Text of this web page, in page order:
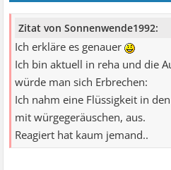
Zitat von Sonnenwende1992:
Ich erkläre es genauer
Ich bin aktuell in reha und die
würde man sich Erbrechen:
Ich nahm eine Flüssigkeit in
mit würgegeräuschen, aus.
Reagiert hat kaum jemand..